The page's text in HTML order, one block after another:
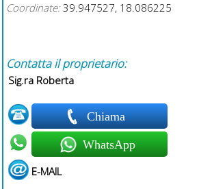
Coordinate: 39.947527, 18.086225
Contatta il proprietario:
Sig.ra Roberta
Chiama
WhatsApp
E-MAIL